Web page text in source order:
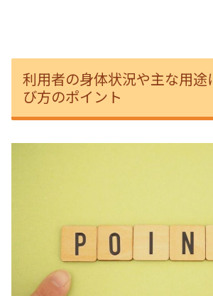
利用者の身体状況や主な用途
び方のポイント